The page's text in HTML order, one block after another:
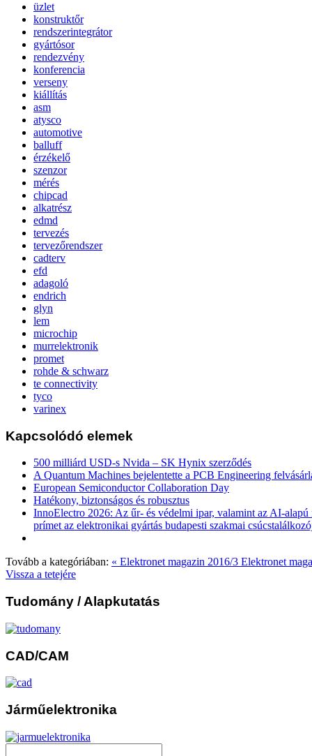
üzlet
konstruktőr
rendszerintegrátor
gyártósor
rendezvény
konferencia
verseny
kiállítás
asm
atysco
automotive
balluff
érzékelő
szenzor
mérés
chipcad
alkatrész
edmd
tervezés
tervezőrendszer
cadterv
efd
adagoló
endrich
glyn
lem
microchip
murrelektronik
promet
rohde & schwarz
te connectivity
tyco
varinex
Kapcsolódó elemek
500 milliárd USD-s Nvida – SK Hynix szerződés
A Quantum Machines bejelentette a PCB Engineering
European Semiconductor Collaboration Day
Hatékony, biztonságos és robusztus
InnoElectro 2026: Az űr- és védelmi ipar, valamint az AI-alapú
prímet az elektronikai gyártás budapesti szakmai
Tovább a kategóriában: « Elektronet magazin 2016/3 Elektronet
Vissza a tetejére
Tudomány / Alapkutatás
CAD/CAM
Járműelektronika